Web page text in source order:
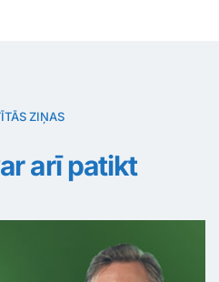
ZIŅAS
arī patikt